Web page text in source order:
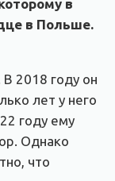
в
в Польше.
В 2018 году он
лет у него
году ему
Однако
что